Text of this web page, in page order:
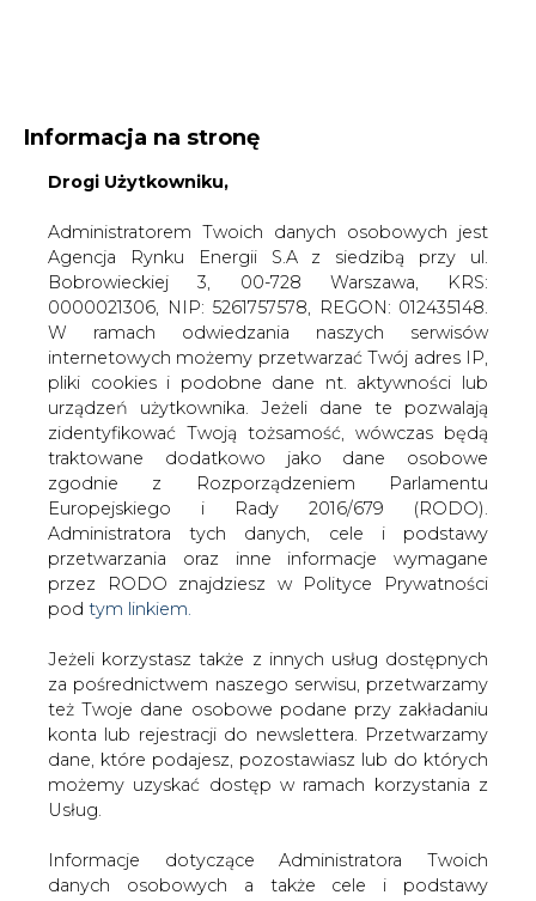
WŁĄCZ CIRE.TV
Administratorem Twoich danych osobowych jest
Bobrowieckiej 3, 00-728 Warszawa, KRS:
W ramach odwiedzania naszych serwisów
internetowych możemy przetwarzać Twój adres IP,
pliki cookies i podobne dane nt. aktywności lub
urządzeń użytkownika. Jeżeli dane te pozwalają
zidentyfikować Twoją tożsamość, wówczas będą
traktowane dodatkowo jako dane osobowe
zgodnie z Rozporządzeniem Parlamentu
Europejskiego i Rady 2016/679 (RODO).
Administratora tych danych, cele i podstawy
przetwarzania oraz inne informacje wymagane
przez RODO znajdziesz w Polityce Prywatności
podtym linkiem.
Jeżeli korzystasz także z innych usług dostępnych
za pośrednictwem naszego serwisu, przetwarzamy
też Twoje dane osobowe podane przy zakładaniu
dane, które podajesz, pozostawiasz lub do których
możemy uzyskać dostęp w ramach korzystania z
Usług.
Informacje dotyczące Administratora Twoich
danych osobowych a także cele i podstawy
przetwarzania oraz inne niezbędne informacje
Prywatności pod wskazanym linkiem (tym linkiem).
Dane zbierane na potrzeby różnych usług mogą
Strona główna /
SERWIS INFORMACYJNY CIRE
/ "FT": UE planuje objąć nowymi sankcjami rosyjskie
firmy naftowe
2014-09-05 00:00
drukuj
skomentuj
udostępnij:
sankcjami rosyjskie firmy naftowe